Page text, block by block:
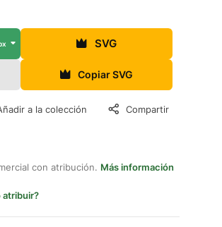
SVG
Copiar SVG
a la colección Compartir
con atribución. Más información
atribuir?